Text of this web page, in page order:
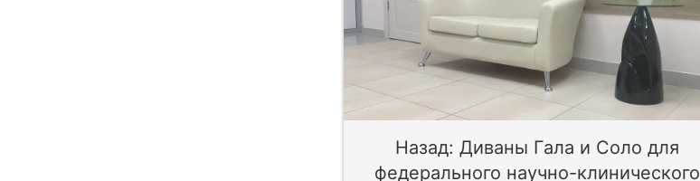
Назад: Диваны Гала и Соло для
федерального научно-клинического